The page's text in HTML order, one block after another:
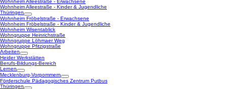
Wohnheim Alleestraße - Erwachsene
Wohnheim Alleestraße - Kinder & Jugendliche
Thüringen
Wohnheim Fröbelstraße - Erwachsene
Wohnheim Fröbelstraße - Kinder & Jugendliche
Wohnheim Wisentablick
Wohngruppe Heinrichstraße
Wohngruppe Löhmaer Weg
Wohngruppe Pfitzigstraße
Arbeiten
Heider Werkstätten
Berufs-Bildungs-Bereich
Lernen
Mecklenburg-Vorpommern
Förderschule Pädagogisches Zentrum Putbus
Thüringen